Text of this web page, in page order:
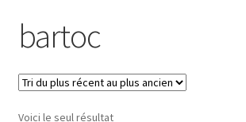
Checkout
My account
bartoc
Voici le seul résultat